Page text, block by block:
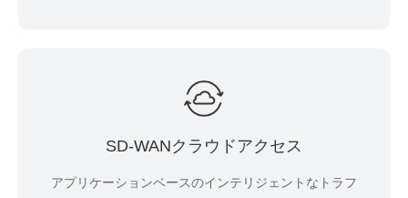
SD-WANクラウドアクセス
アプリケーションベースのインテリジェントなトラフ